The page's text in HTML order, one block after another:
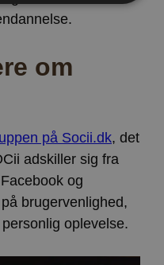
om
på Socii.dk, det
adskiller sig fra
og
brugervenlighed,
oplevelse.
bruger login og
/
Udløb Beskrivelse
4 uger
2
dage
bruges af
Cookie-
Script.com-
tjenesten til